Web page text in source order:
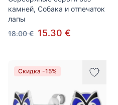
камней, Собака и отпечаток
лапы
18.00 € 15.30 €
Скидка -15%